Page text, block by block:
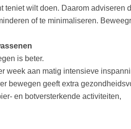
teniet wilt doen. Daarom adviseren
of te minimaliseren.
is beter.
week aan matig intensieve
bewegen geeft extra
en botversterkende activiteiten,